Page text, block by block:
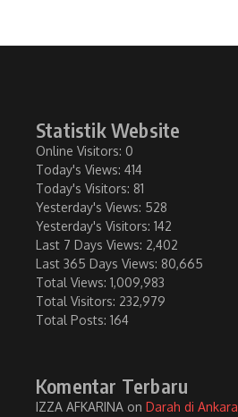
Statistik Website
Online Visitors: 0
Today's Views: 414
Today's Visitors: 81
Yesterday's Views: 528
Yesterday's Visitors: 142
Last 7 Days Views: 2,402
Last 365 Days Views: 80,665
Total Views: 1,009,983
Total Visitors: 232,979
Total Posts: 164
Komentar Terbaru
IZZA AFKARINA on Darah di Ankara